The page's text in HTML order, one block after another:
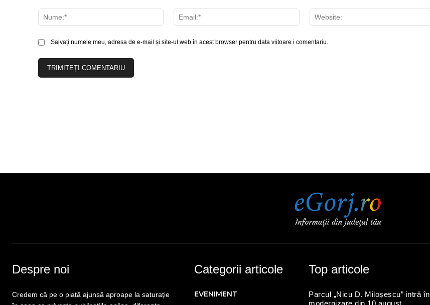
Nume:*
Email:*
Salvați numele meu, adresa de e-mail și site-ul web în acest browser pentru data viitoare i comentariu.
Despre noi
Credem că pe o piață ajunsă aproape la saturație
Categorii articole
EVENIMENT
Top articole
Parcul „Nicu D. Miloșescu” intră în
modernizare din 10 august